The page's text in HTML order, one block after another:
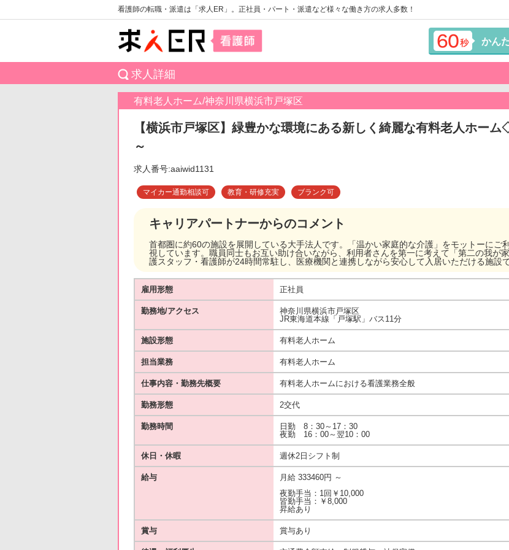
看護師の転職・派遣は「求人ER」。正社員・パート・派遣など様々な働き方の求人多数！
かん
求人詳細
有料老人ホーム/神奈川県横浜市戸塚区
【横浜市戸塚区】緑豊かな環境にある新しく綺麗な有料老人ホー
～
求人番号:aaiwid1131
マイカー通勤相談可 教育・研修充実 ブランク可
キャリアパートナーからのコメント
首都圏に約60の施設を展開している大手法人です。「温かい家庭的な介護」をモットーにご
視しています。職員同士もお互い助け合いながら、利用者さんを第一に考えて「第二の我が
護スタッフ・看護師が24時間常駐し、医療機関と連携しながら安心して入居いただける施設で
雇用形態 正社員
勤務地/アクセス
神奈川県横浜市戸塚区
JR東海道本線「戸塚駅」バス11分
施設形態 有料老人ホーム
担当業務 有料老人ホーム
仕事内容・勤務先概要 有料老人ホームにおける看護業務全般
勤務形態 2交代
勤務時間
日勤 8：30～17：30
夜勤 16：00～翌10：00
休日・休暇 週休2日シフト制
給与
月給 333460円 ～
夜勤手当：1回￥10,000
皆勤手当：￥8,000
昇給あり
賞与 賞与あり